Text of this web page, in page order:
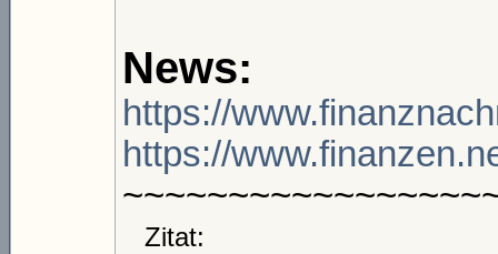
News:
https://
https://
Zitat: